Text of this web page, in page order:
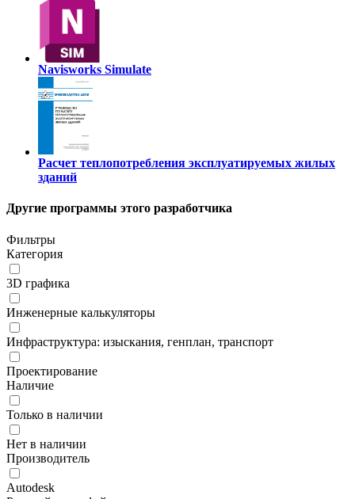
Navisworks Simulate
Расчет теплопотребления эксплуатируемых жилых
зданий
Другие программы этого разработчика
Фильтры
Категория
3D графика
Инженерные калькуляторы
Инфраструктура: изыскания, генплан, транспорт
Проектирование
Наличие
Только в наличии
Нет в наличии
Производитель
Autodesk